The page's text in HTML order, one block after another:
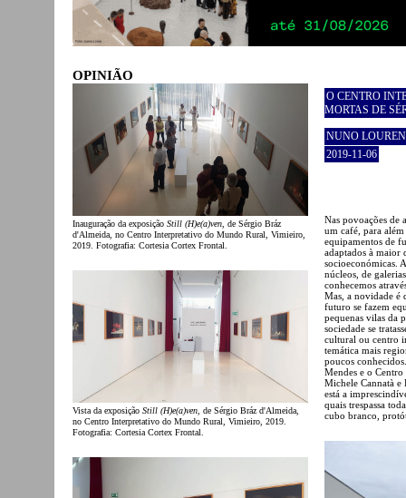
OPINIÃO
Inauguração da exposição Still (H)e(a)ven, de Sérgio Bráz
d'Almeida, no Centro Interpretativo do Mundo Rural, Vimieiro,
2019. Fotografia: Cortesia Cortex Frontal.
Vista da exposição Still (H)e(a)ven, de Sérgio Bráz d'Almeida,
no Centro Interpretativo do Mundo Rural, Vimieiro, 2019.
Fotografia: Cortesia Cortex Frontal.
O CENTRO
MORTAS DE
NUNO
2019-11-06
Nas povoações de
um café, para
equipamentos de
adaptados à maior
socioeconómicas.
núcleos, de
conhecemos
Mas, a novidade é
futuro se fazem
pequenas vilas da
sociedade se
cultural ou centro
temática mais
poucos
Mendes e o
Michele Cannatà e
está a
quais trespassa
cubo branco,